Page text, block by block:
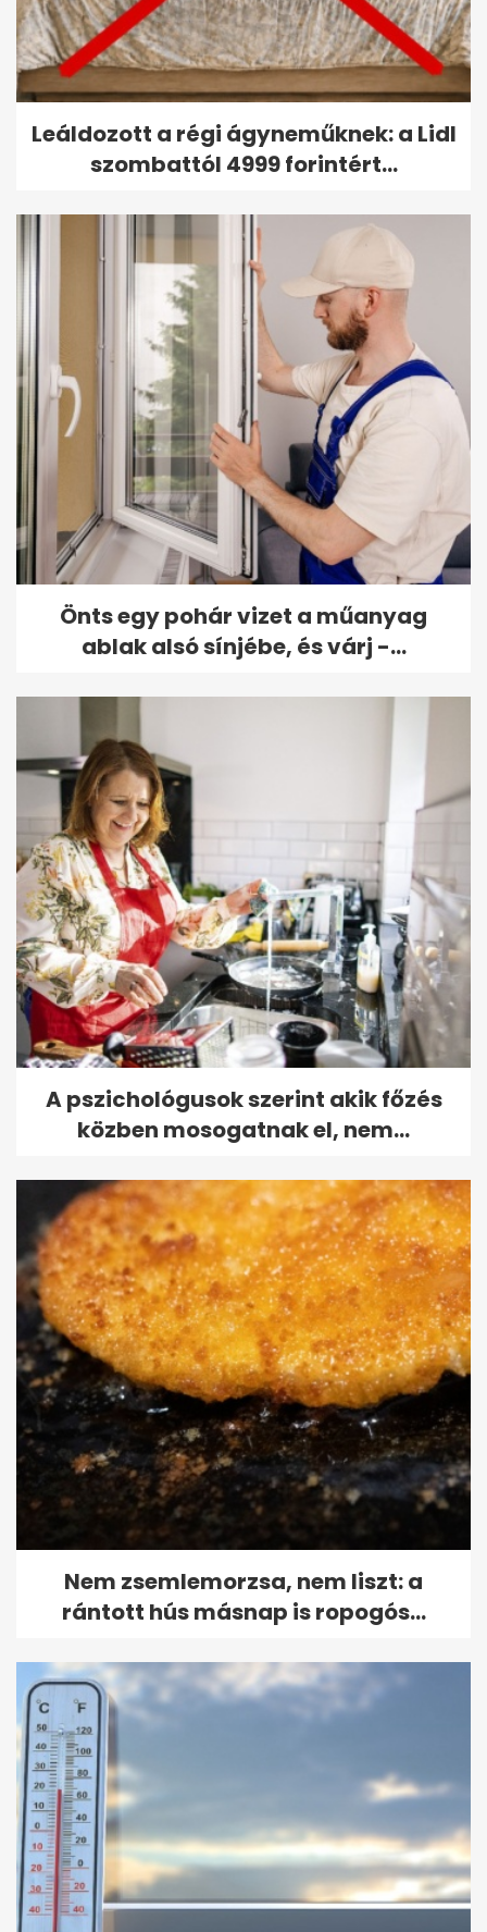
Leáldozott a régi ágyneműknek: a Lidl
szombattól 4999 forintért...
Önts egy pohár vizet a műanyag
ablak alsó sínjébe, és várj -...
A pszichológusok szerint akik főzés
közben mosogatnak el, nem...
Nem zsemlemorzsa, nem liszt: a
rántott hús másnap is ropogós...